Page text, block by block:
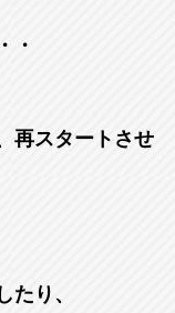
・
再スタートさせ
たり、